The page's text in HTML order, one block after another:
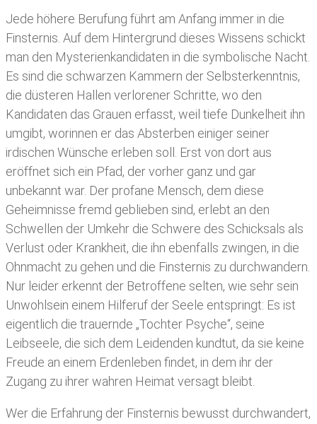
Jede höhere Berufung führt am Anfang immer in die
Finsternis. Auf dem Hintergrund dieses Wissens schickt
man den Mysterienkandidaten in die symbolische Nacht.
Es sind die schwarzen Kammern der Selbsterkenntnis,
die düsteren Hallen verlorener Schritte, wo den
Kandidaten das Grauen erfasst, weil tiefe Dunkelheit ihn
umgibt, worinnen er das Absterben einiger seiner
irdischen Wünsche erleben soll. Erst von dort aus
eröffnet sich ein Pfad, der vorher ganz und gar
unbekannt war. Der profane Mensch, dem diese
Geheimnisse fremd geblieben sind, erlebt an den
Schwellen der Umkehr die Schwere des Schicksals als
Verlust oder Krankheit, die ihn ebenfalls zwingen, in die
Ohnmacht zu gehen und die Finsternis zu durchwandern.
Nur leider erkennt der Betroffene selten, wie sehr sein
Unwohlsein einem Hilferuf der Seele entspringt: Es ist
eigentlich die trauernde „Tochter Psyche“, seine
Leibseele, die sich dem Leidenden kundtut, da sie keine
Freude an einem Erdenleben findet, in dem ihr der
Zugang zu ihrer wahren Heimat versagt bleibt.
Wer die Erfahrung der Finsternis bewusst durchwandert,